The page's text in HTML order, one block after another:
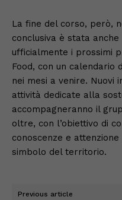
La fine del corso, però,
conclusiva è stata
ufficialmente i prossimi
Food, con un calendario
nei mesi a venire. Nuovi
attività dedicate alla
accompagneranno il
oltre, con l’obiettivo di
conoscenze e
simbolo del territorio.
Previous article